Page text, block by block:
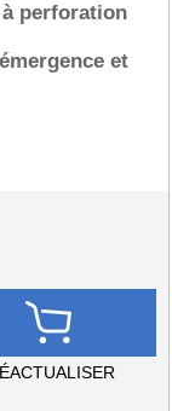
perforation
et